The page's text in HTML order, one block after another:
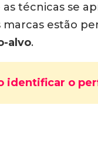
técnicas se
marcas estão
alvo.
identificar o